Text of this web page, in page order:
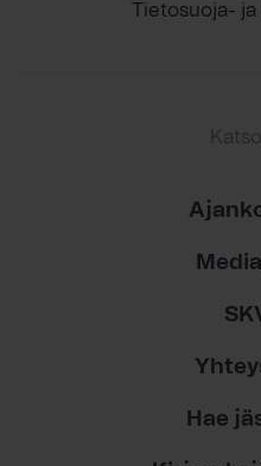
Tietosuoja-
Hae